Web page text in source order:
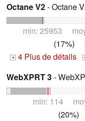
Octane V2- Octane
min: 25953
(17%)
+ 4 Plus de détails
WebXPRT 3-
min: 114
(20%)